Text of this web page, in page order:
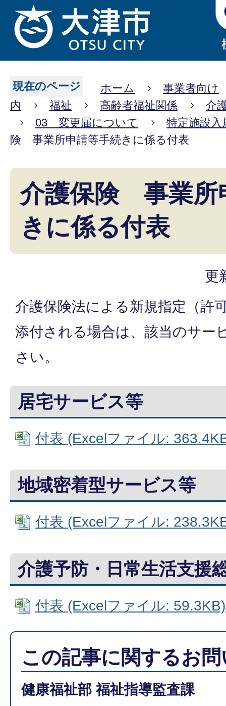
現在のページ ホーム
事業者向け
内
福祉 高齢者福祉関係
介
03 変更届について
特定施設入
険 事業所申請等手続きに係る付表
介護保険 事業所
きに係る付表
更
介護保険法による新規指定（許
添付される場合は、該当のサー
さい。
居宅サービス等
付表 (Excelファイル:
地域密着型サービス等
付表 (Excelファイル:
介護予防・日常生活支援
付表 (Excelファイル: 59.3KB)
この記事に関するお
健康福祉部 福祉指導監査課